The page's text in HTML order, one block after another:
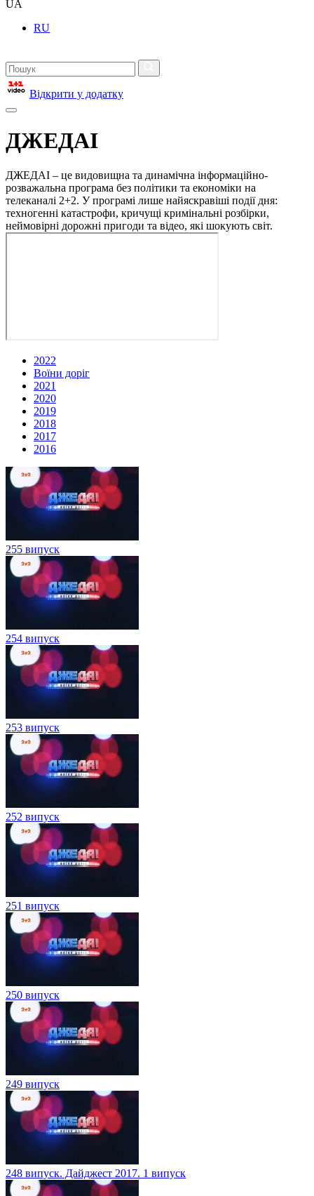
UA
RU
Відкрити у додатку
ДЖЕДАІ
ДЖЕДАІ – це видовищна та динамічна інформаційно-
розважальна програма без політики та економіки на
телеканалі 2+2. У програмі лише найяскравіші події дня:
техногенні катастрофи, кричущі кримінальні розбірки,
неймовірні дорожні пригоди та відео, які шокують світ.
2022
Воїни доріг
2021
2020
2019
2018
2017
2016
255 випуск
254 випуск
253 випуск
252 випуск
251 випуск
250 випуск
249 випуск
248 випуск. Дайджест 2017. 1 випуск